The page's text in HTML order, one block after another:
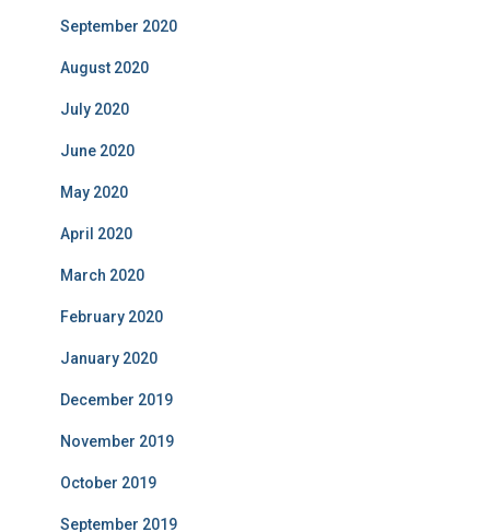
September 2020
August 2020
July 2020
June 2020
May 2020
April 2020
March 2020
February 2020
January 2020
December 2019
November 2019
October 2019
September 2019